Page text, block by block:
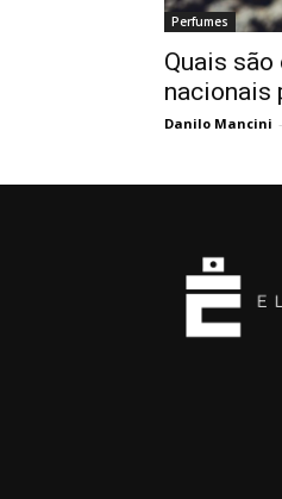
Perfumes
Quais
nacionais
Danilo Mancini -